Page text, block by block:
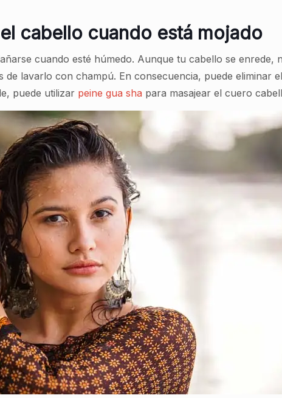
cabello cuando está mojado
cuando esté húmedo. Aunque tu cabello se enrede,
de lavarlo con champú. En consecuencia, puede eliminar
puede utilizar peine gua sha para masajear el cuero